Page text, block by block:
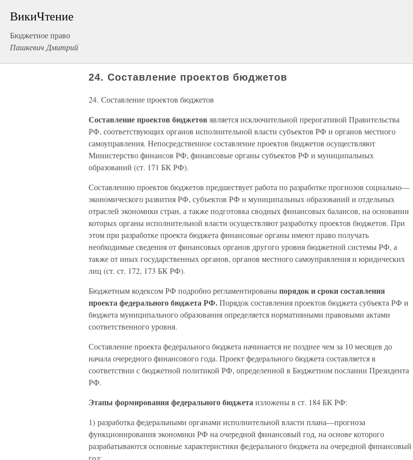
ВикиЧтение
Бюджетное право
Пашкевич Дмитрий
24. Составление проектов бюджетов
24. Составление проектов бюджетов
Составление проектов бюджетов является исключительной прерогативой Правительства
РФ, соответствующих органов исполнительной власти субъектов РФ и органов местного
самоуправления. Непосредственное составление проектов бюджетов осуществляют
Министерство финансов РФ, финансовые органы субъектов РФ и муниципальных
образований (ст. 171 БК РФ).
Составлению проектов бюджетов предшествует работа по разработке прогнозов социально—
экономического развития РФ, субъектов РФ и муниципальных образований и отдельных
отраслей экономики стран, а также подготовка сводных финансовых балансов, на основании
которых органы исполнительной власти осуществляют разработку проектов бюджетов. При
этом при разработке проекта бюджета финансовые органы имеют право получать
необходимые сведения от финансовых органов другого уровня бюджетной системы РФ, а
также от иных государственных органов, органов местного самоуправления и юридических
лиц (ст. ст. 172, 173 БК РФ).
Бюджетным кодексом РФ подробно регламентированыпорядок и сроки составления
проекта федерального бюджета РФ.Порядок составления проектов бюджета субъекта РФ и
бюджета муниципального образования определяется нормативными правовыми актами
соответственного уровня.
Составление проекта федерального бюджета начинается не позднее чем за 10 месяцев до
начала очередного финансового года. Проект федерального бюджета составляется в
соответствии с бюджетной политикой РФ, определенной в Бюджетном послании Президента
РФ.
Этапы формирования федерального бюджетаизложены в ст. 184 БК РФ:
1) разработка федеральными органами исполнительной власти плана—прогноза
функционирования экономики РФ на очередной финансовый год, на основе которого
разрабатываются основные характеристики федерального бюджета на очередной финансовый
год;